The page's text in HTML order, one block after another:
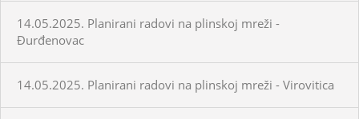
14.05.2025. Planirani radovi na plinskoj mreži -
Đurđenovac
14.05.2025. Planirani radovi na plinskoj mreži - Virovitica